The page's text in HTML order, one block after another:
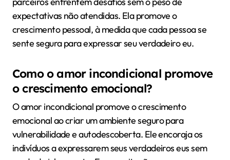
expectativas não atendidas. Ela promove o
crescimento pessoal, à medida que cada pessoa se
sente segura para expressar seu verdadeiro eu.
Como o amor incondicional promove
o crescimento emocional?
O amor incondicional promove o crescimento
emocional ao criar um ambiente seguro para
vulnerabilidade e autodescoberta. Ele encoraja os
indivíduos a expressarem seus verdadeiros eus sem